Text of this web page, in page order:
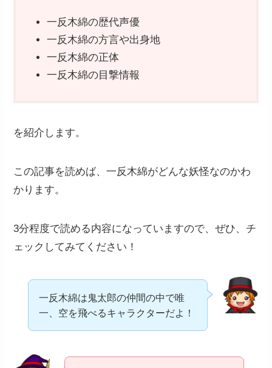
一反木綿の歴代声優
一反木綿の方言や出身地
一反木綿の正体
一反木綿の目撃情報
を紹介します。
この記事を読めば、一反木綿がどんな妖怪なのかわ
かります。
3分程度で読める内容になっていますので、ぜひ、チ
ェックしてみてください！
一反木綿は鬼太郎の仲間の中で唯
一、空を飛べるキャラクターだよ！